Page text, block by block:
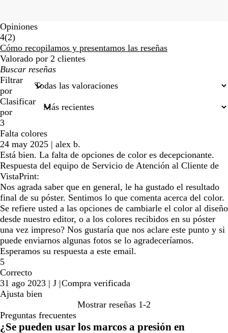
Opiniones
4(22
reseñas
)
Cómo recopilamos y presentamos las reseñas
Valorado por 2 clientes
Mis
búsquedas
Filtrar
por
Clasificar
por
3
Falta colores
24 may 2025 | alex b.
Está bien. La falta de opciones de color es decepcionante.
Respuesta del equipo de Servicio de Atención al Cliente de
VistaPrint:
Nos agrada saber que en general, le ha gustado el resultado
final de su póster. Sentimos lo que comenta acerca del color.
Se refiere usted a las opciones de cambiarle el color al diseño
desde nuestro editor, o a los colores recibidos en su póster
una vez impreso? Nos gustaría que nos aclare este punto y si
puede enviarnos algunas fotos se lo agradeceríamos.
Esperamos su respuesta a este email.
5
Correcto
31 ago 2023 | J |Compra verificada
Ajusta bien
Mostrar reseñas 1-2
Preguntas frecuentes
¿Se pueden usar los marcos a presión en